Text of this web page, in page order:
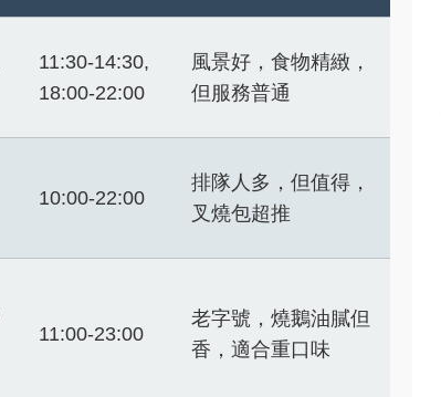
11:30-14:30,
18:00-22:00
風景好，食物精緻，
但服務普通
10:00-22:00
排隊人多，但值得，
叉燒包超推
11:00-23:00
老字號，燒鵝油膩但
香，適合重口味